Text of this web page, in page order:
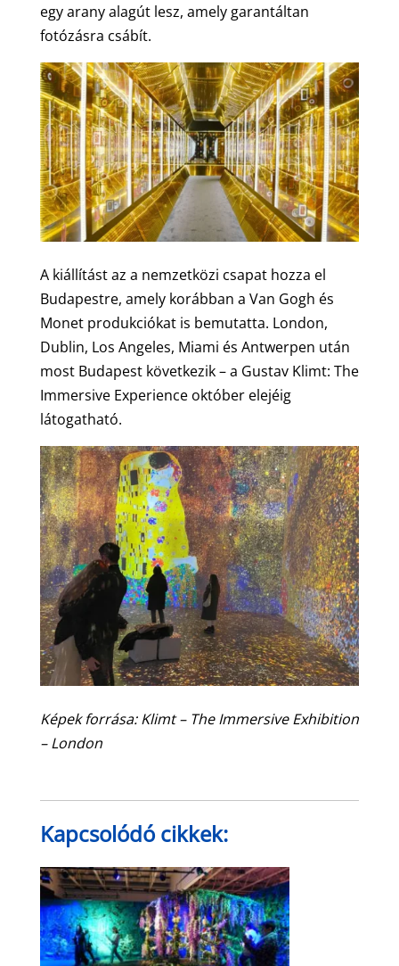
egy arany alagút lesz, amely garantáltan
fotózásra csábít.
A kiállítást az a nemzetközi csapat hozza el
Budapestre, amely korábban a Van Gogh és
Monet produkciókat is bemutatta. London,
Dublin, Los Angeles, Miami és Antwerpen után
most Budapest következik – a Gustav Klimt: The
Immersive Experience október elejéig
látogatható.
Képek forrása: Klimt – The Immersive Exhibition
– London
Kapcsolódó cikkek: